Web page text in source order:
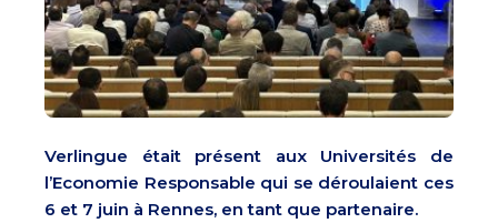
Verlingue était présent aux Universités de
l’Economie Responsable qui se déroulaient ces
6 et 7 juin à Rennes, en tant que partenaire.